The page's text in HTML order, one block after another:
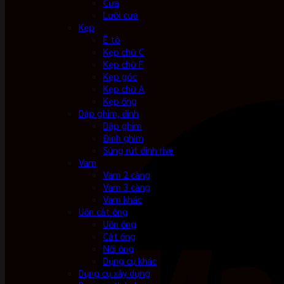
Cưa
Lưỡi cưa
Kẹp
Ê tô
Kẹp chữ C
Kẹp chữ F
Kẹp góc
Kẹp chữ A
Kẹp ống
Dập ghim, đinh
Dập ghim
Đinh ghim
Súng rút đinh rive
Vam
Vam 2 càng
Vam 3 càng
Vam khác
Uốn cắt ống
Uốn ống
Cắt ống
Nối ống
Dụng cụ khác
Dụng cụ xây dựng